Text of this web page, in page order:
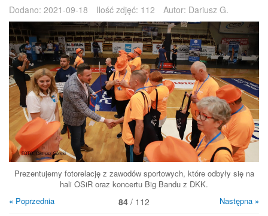
Dodano: 2021-09-18 Ilość zdjęć: 112 Autor: Dariusz G.
Prezentujemy fotorelację z zawodów sportowych, które odbyły się na
hali OSiR oraz koncertu Big Bandu z DKK.
« Poprzednia
84 / 112 Następna »